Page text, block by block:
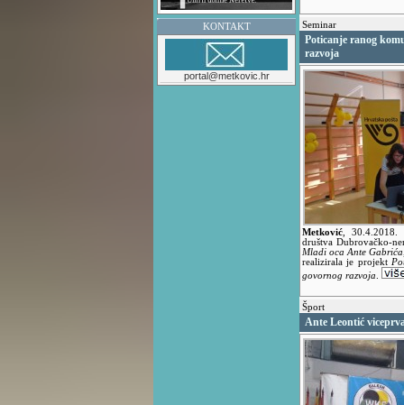
KONTAKT
portal@metkovic.hr
Seminar
Poticanje ranog
razvoja
Metković ,30.4.2018.
društva Dubrovačko-
Mladi oca Ante Gabrića
realizirala je projekt
govornog razvoja
Šport
Ante Leontić